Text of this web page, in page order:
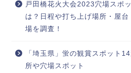
戸田橋花火大会2023穴場スポ
は？日程や打ち上げ場所・屋台
場を調査！
「埼玉県」蛍の観賞スポット
所や穴場スポット